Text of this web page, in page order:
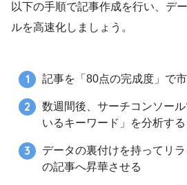
以下の手順で記事作成を行い、デ
ルを高速化しましょう。
記事を「80点の完成度」で
数週間後、サーチコンソー
いるキーワード」を分析する
データの裏付けを持ってリ
の記事へ昇華させる